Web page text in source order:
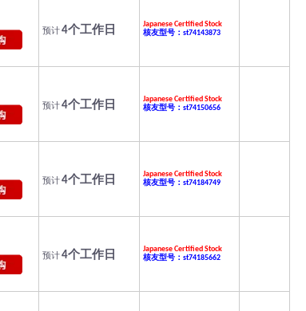
预计4个工作日
Japanese Certified Stock
核友型号：st74143873
预计4个工作日
Japanese Certified Stock
核友型号：st74150656
预计4个工作日
Japanese Certified Stock
核友型号：st74184749
预计4个工作日
Japanese Certified Stock
核友型号：st74185662